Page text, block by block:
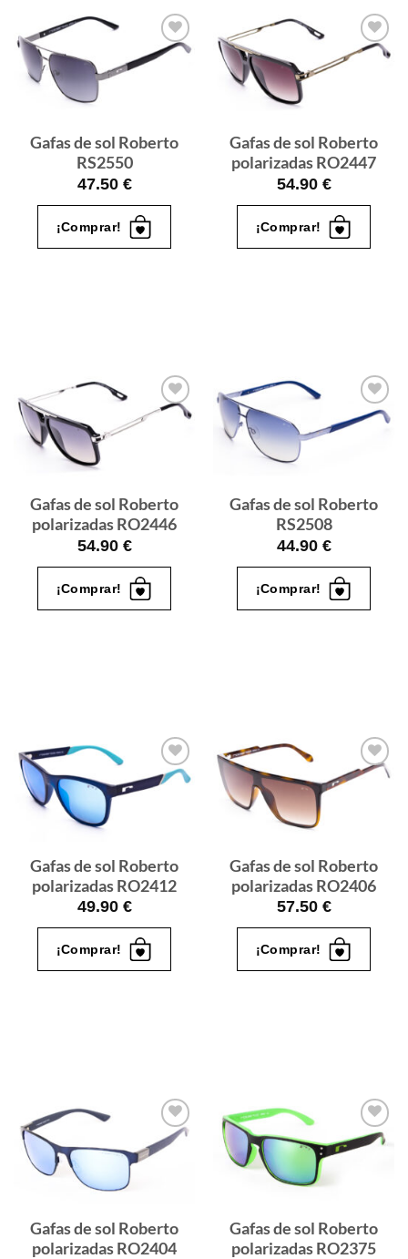
Gafas
Gafas de sol Roberto
RS2550
47.50 €
¡Comprar!
Gafas
Gafas de sol Roberto
polarizadas RO2447
54.90 €
¡Comprar!
Gafas
Gafas de sol Roberto
polarizadas RO2446
54.90 €
¡Comprar!
Gafas
Gafas de sol Roberto
RS2508
44.90 €
¡Comprar!
Gafas
Gafas de sol Roberto
polarizadas RO2412
49.90 €
¡Comprar!
Gafas
Gafas de sol Roberto
polarizadas RO2406
57.50 €
¡Comprar!
Gafas
de sol
Gafas de sol Roberto
polarizadas RO2404
Gafas
de sol
Gafas de sol Roberto
polarizadas RO2375